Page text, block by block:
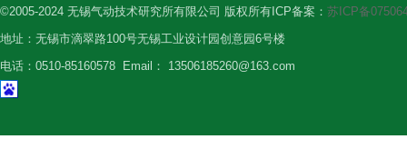
©2005-2024 无锡气动技术研究所有限公司 版权所有 ICP备案： 苏ICP备
地址：无锡市滴翠路100号无锡工业设计园创意园6号楼
电话：0510-85160578
Email： 13506185260@163.com